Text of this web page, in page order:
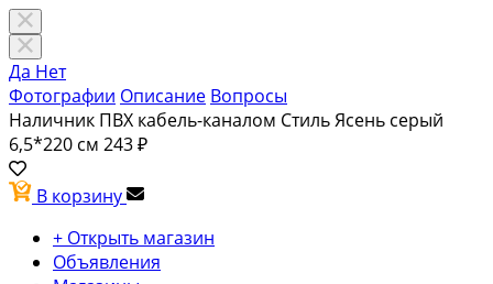
Да Нет
Фотографии Описание Вопросы
Наличник ПВХ кабель-каналом Стиль Ясень серый
6,5*220 см 243 ₽
В корзину
+ Открыть магазин
Объявления